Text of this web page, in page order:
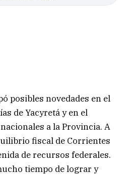
posibles novedades en el
de Yacyretá y en el
a la Provincia. A
fiscal de Corrientes
de recursos federales.
tiempo de lograr y